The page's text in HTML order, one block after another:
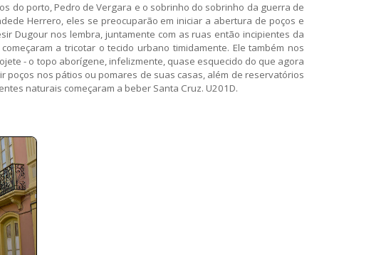
do porto, Pedro de Vergara e o sobrinho do sobrinho da guerra de
Herrero, eles se preocuparão em iniciar a abertura de poços e
Dugour nos lembra, juntamente com as ruas então incipientes da
a tricotar o tecido urbano timidamente. Ele também nos
- o topo aborígene, infelizmente, quase esquecido do que agora
poços nos pátios ou pomares de suas casas, além de reservatórios
naturais começaram a beber Santa Cruz. U201D.